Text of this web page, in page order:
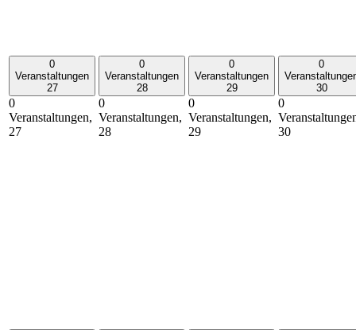
0
Veranstaltungen
27
0
Veranstaltungen,
27
0
Veranstaltungen
28
0
Veranstaltungen,
28
0
Veranstaltungen
29
0
Veranstaltungen,
29
0
30
0
30